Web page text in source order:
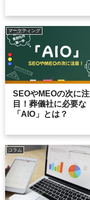
マーケティング
SEOやMEOの次に注
目！葬儀社に必要な
「AIO」とは？
コラム